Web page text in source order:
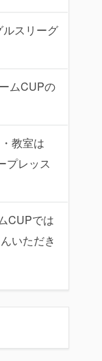
スリーグ
ムCUPの
教室は
プレッス
CUPでは
いただき